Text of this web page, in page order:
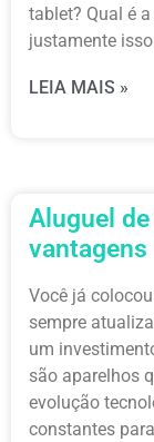
tablet? Qual é
justamente
LEIA MAIS »
Aluguel
vantagens
Você já
sempre
um
são aparelhos
evolução
constantes